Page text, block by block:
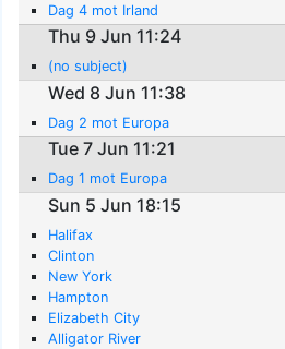
Dag 4 mot Irland
Thu 9 Jun 11:24
(no subject)
Wed 8 Jun 11:38
Dag 2 mot Europa
Tue 7 Jun 11:21
Dag 1 mot Europa
Sun 5 Jun 18:15
Halifax
Clinton
New York
Hampton
Elizabeth City
Alligator River